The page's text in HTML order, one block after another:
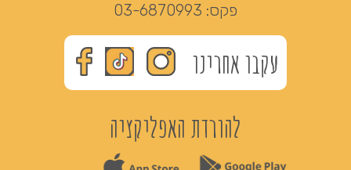
פקס: 03-6870993
עקבו אחרינו
להורדת האפליקציה